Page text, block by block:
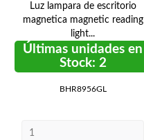
Luz lampara de escritorio
magnetica magnetic reading
light...
Últimas unidades en
Stock: 2
BHR8956GL